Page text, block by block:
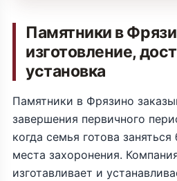
Памятники в
изготовление,
установка
Памятники в Фрязино
завершения первичного
когда семья готова
места захоронения.
изготавливает и